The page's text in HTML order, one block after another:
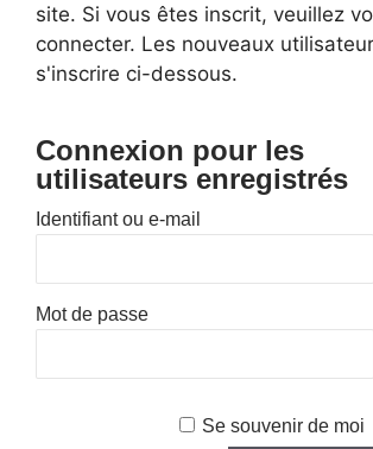
site. Si vous êtes inscrit, veuillez
connecter. Les nouveaux
s'inscrire ci-dessous.
Connexion pour les
utilisateurs enregistrés
Identifiant ou e-mail
Mot de passe
Se souvenir de moi